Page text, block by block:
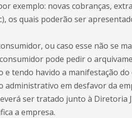
exemplo: novas cobranças,
os quais poderão ser
ou caso esse não se
pode pedir o
e tendo havido a manifestação
administrativo em desfavor da
ser tratado junto à Diretoria
a empresa.